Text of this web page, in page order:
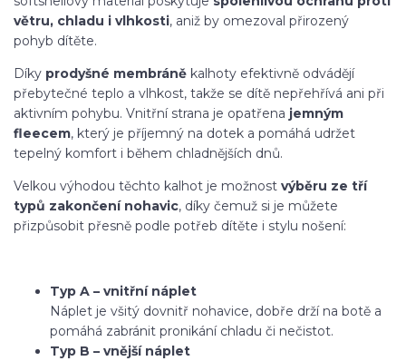
větru, chladu i vlhkosti, aniž by omezoval přirozený
pohyb dítěte.
Díky prodyšné membráně kalhoty efektivně odvádějí
přebytečné teplo a vlhkost, takže se dítě nepřehřívá ani při
aktivním pohybu. Vnitřní strana je opatřena jemným
fleecem, který je příjemný na dotek a pomáhá udržet
tepelný komfort i během chladnějších dnů.
Velkou výhodou těchto kalhot je možnost výběru ze tří
typů zakončení nohavic, díky čemuž si je můžete
přizpůsobit přesně podle potřeb dítěte i stylu nošení:
Typ A – vnitřní náplet
Náplet je všitý dovnitř nohavice, dobře drží na botě a
pomáhá zabránit pronikání chladu či nečistot.
Typ B – vnější náplet